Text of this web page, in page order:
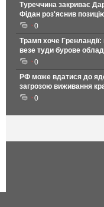
Туреччина закриває
Фідан роз'яснив
0
Трамп хоче
везе туди бурове
0
РФ може вдатися до
загрозою виживання
0